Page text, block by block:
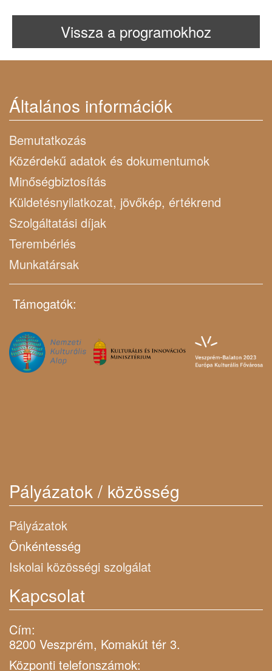
Vissza a programokhoz
Általános információk
Bemutatkozás
Közérdekű adatok és dokumentumok
Minőségbiztosítás
Küldetésnyilatkozat, jövőkép, értékrend
Szolgáltatási díjak
Terembérlés
Munkatársak
Támogatók:
Pályázatok / közösség
Pályázatok
Önkéntesség
Iskolai közösségi szolgálat
Kapcsolat
Cím:
8200 Veszprém, Komakút tér 3.
Központi telefonszámok: